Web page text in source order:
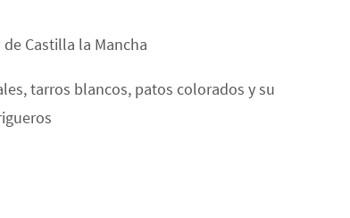
Castilla la Mancha
tarros blancos, patos colorados y su